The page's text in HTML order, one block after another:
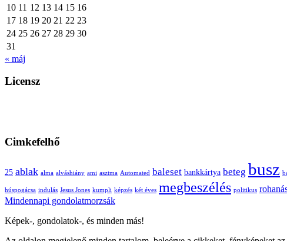
10 11 12 13 14 15 16
17 18 19 20 21 22 23
24 25 26 27 28 29 30
31
« máj
Licensz
Cimkefelhő
25 ablak alma alváshiány ami asztma Automated baleset bankkártya beteg busz
húspogácsa indulás Jesus Jones kumpli képzés két éves megbeszélés politikus
Mindennapi gondolatmorzsák
Képek-, gondolatok-, és minden más!